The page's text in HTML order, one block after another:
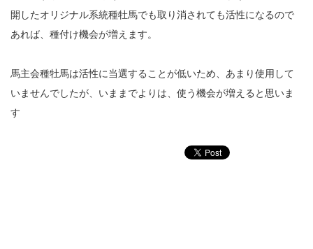
開したオリジナル系統種牡馬でも取り消されても活性になるので
あれば、種付け機会が増えます。
馬主会種牡馬は活性に当選することが低いため、あまり使用して
いませんでしたが、いままでよりは、使う機会が増えると思いま
す